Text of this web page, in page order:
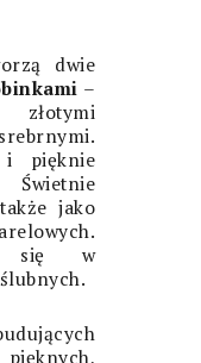
dwie
–
i pięknie
jako
się w